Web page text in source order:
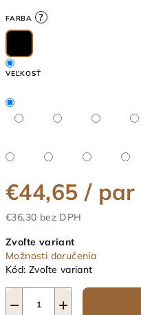
FARBA ?
VEĽKOSŤ
€44,65 / par
€36,30 bez DPH
cena:
Zvoľte variant
Možnosti doručenia
Kód: Zvoľte variant
+
−